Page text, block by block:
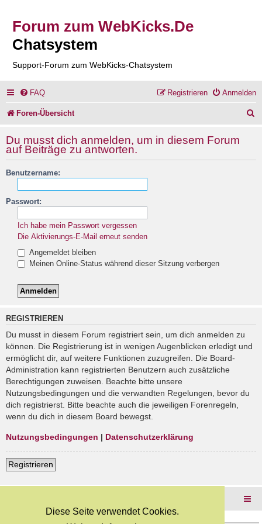
Diese Seite verwendet Cookies.
Forum zum WebKicks.De
Chatsystem
Support-Forum zum WebKicks-Chatsystem
FAQ Anmelden
Registrieren
Foren-Übersicht
Du musst dich anmelden, um in diesem Forum
auf Beiträge zu antworten.
Benutzername:
Passwort:
Ich habe mein Passwort vergessen
Die Aktivierungs-E-Mail erneut senden
Angemeldet bleiben
Meinen Online-Status während dieser Sitzung verbergen
REGISTRIEREN
Du musst in diesem Forum registriert sein, um dich anmelden zu
können. Die Registrierung ist in wenigen Augenblicken erledigt und
ermöglicht dir, auf weitere Funktionen zuzugreifen. Die Board-
Administration kann registrierten Benutzern auch zusätzliche
Berechtigungen zuweisen. Beachte bitte unsere
Nutzungsbedingungen und die verwandten Regelungen, bevor du
dich registrierst. Bitte beachte auch die jeweiligen Forenregeln,
wenn du dich in diesem Board bewegst.
Nutzungsbedingungen | Datenschutzerklärung
Registrieren